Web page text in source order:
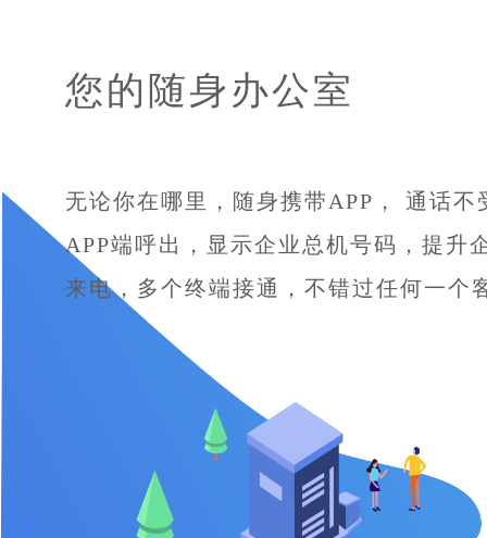
您的随身办公室
无论你在哪里，随身携带APP， 通话不
APP端呼出，显示企业总机号码，提升
来电，多个终端接通，不错过任何一个